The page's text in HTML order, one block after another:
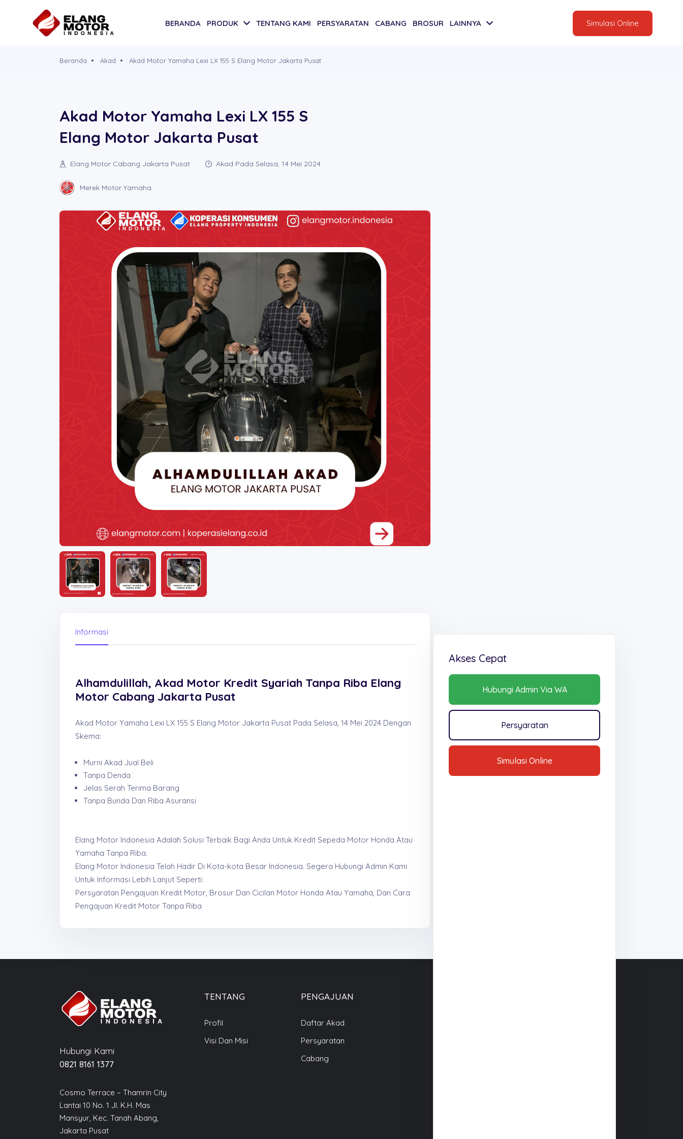
BERANDA PRODUK TENTANG KAMI PERSYARATAN CABANG BROSUR LAINNYA Simulasi Online
Beranda Akad Akad Motor Yamaha Lexi LX 155 S Elang Motor Jakarta Pusat
Akad Motor Yamaha Lexi LX 155 S
Elang Motor Jakarta Pusat
Elang Motor Cabang Jakarta Pusat Akad Pada Selasa, 14 Mei 2024
Merek Motor Yamaha
Akses Cepat
Hubungi Admin Via WA
Persyaratan
Simulasi Online
Informasi
Alhamdulillah, Akad Motor Kredit Syariah Tanpa Riba Elang
Motor Cabang Jakarta Pusat
Akad Motor Yamaha Lexi LX 155 S Elang Motor Jakarta Pusat Pada Selasa, 14 Mei 2024 Dengan
Skema:
Murni Akad Jual Beli
Tanpa Denda
Jelas Serah Terima Barang
Tanpa Bunda Dan Riba Asuransi
Elang Motor Indonesia Adalah Solusi Terbaik Bagi Anda Untuk Kredit Sepeda Motor Honda Atau
Yamaha Tanpa Riba.
Elang Motor Indonesia Telah Hadir Di Kota-kota Besar Indonesia. Segera Hubungi Admin Kami
Untuk Informasi Lebih Lanjut Seperti:
Persyaratan Pengajuan Kredit Motor, Brosur Dan Cicilan Motor Honda Atau Yamaha, Dan Cara
Pengajuan Kredit Motor Tanpa Riba
Hubungi Kami
0821 8161 1377
Cosmo Terrace – Thamrin City
Lantai 10 No. 1 Jl. K.H. Mas
Mansyur, Kec. Tanah Abang,
Jakarta Pusat
TENTANG
Profil
Visi Dan Misi
PENGAJUAN
Daftar Akad
Persyaratan
Cabang